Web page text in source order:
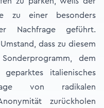
zu einer besonders
Nachfrage geführt.
dass zu diesem
dem
geparktes italienisches
von radikalen
zurückholen